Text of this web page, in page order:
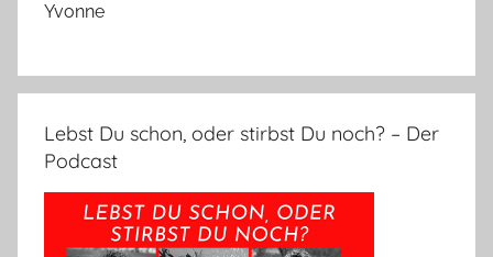
Yvonne
Lebst Du schon, oder stirbst Du noch? – Der
Podcast